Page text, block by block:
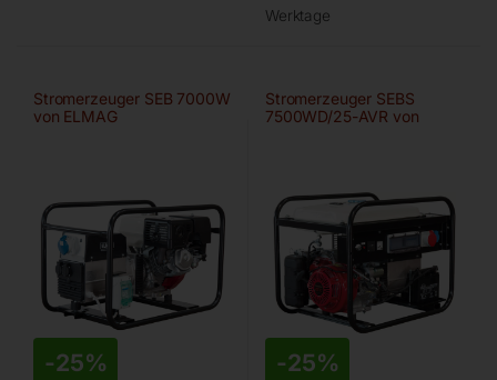
Werktage
Stromerzeuger SEB 7000W
von ELMAG
-25%
Stromerzeuger SEBS
7500WD/25-AVR von
-25%